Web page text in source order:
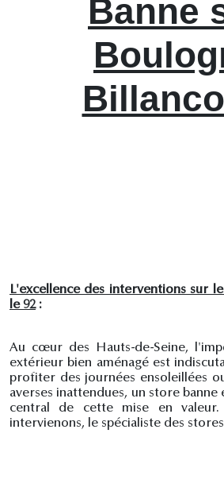
Banne
L'excellence des interventions sur
le 92:
Au cœur des Hauts-de-Seine,
extérieur bien aménagé est
profiter des journées ensoleillées
averses inattendues, un store
central de cette mise en
intervienons, le spécialiste des stores